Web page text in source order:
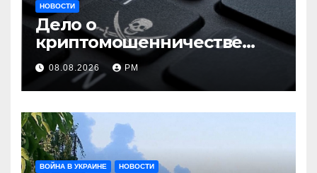
НОВОСТИ
Дело о
криптомошенничестве
оборачивают в содействие
терроризму
08.08.2026 РМ
ВОЙНА В УКРАИНЕ НОВОСТИ